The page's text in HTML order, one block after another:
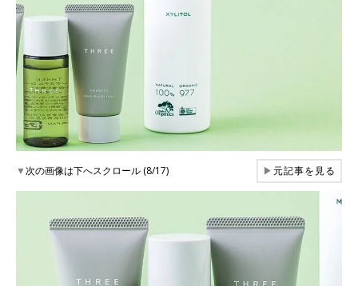
▼次の画像は下へスクロール (8/17) ▶元記事を見る